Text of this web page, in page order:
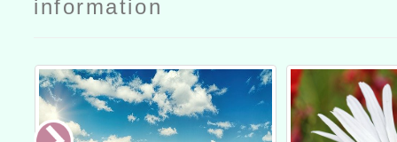
information